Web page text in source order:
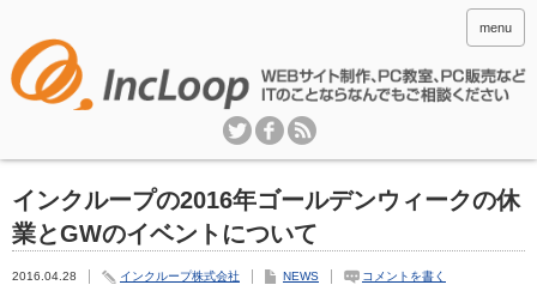
menu
インクループの2016年ゴールデンウィークの休
業とGWのイベントについて
2016.04.28 インクループ株式会社 NEWS コメントを書く